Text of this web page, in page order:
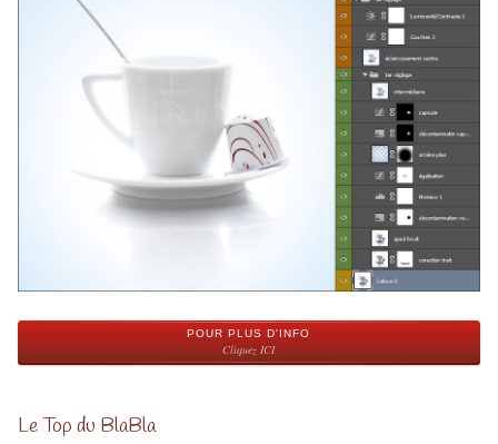
POUR PLUS D'INFO
Cliquez ICI
Le Top du BlaBla